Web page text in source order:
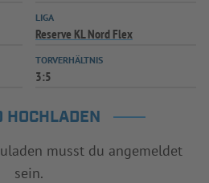
LIGA
Reserve KL Nord Flex
TORVERHÄLTNIS
3:5
HOCHLADEN
musst du angemeldet
sein.